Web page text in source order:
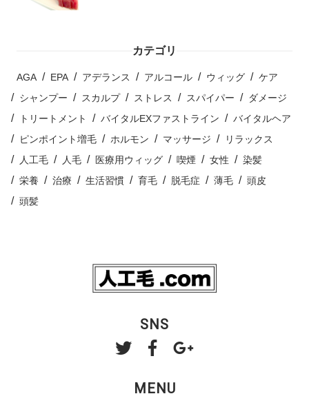
カテゴリ
AGA EPA アデランス アルコール ウィッグ
ケア
シャンプー
スカルプ ストレス スパイパー
ダメージ
トリートメント
バイタルEXファストライン
バイタルヘア
ピンポイント増毛
ホルモン マッサージ
リラックス
人工毛
人毛 医療用ウィッグ 喫煙 女性
染髪
栄養
治療 生活習慣 育毛 脱毛症 薄毛
頭皮
頭髪
SNS
MENU